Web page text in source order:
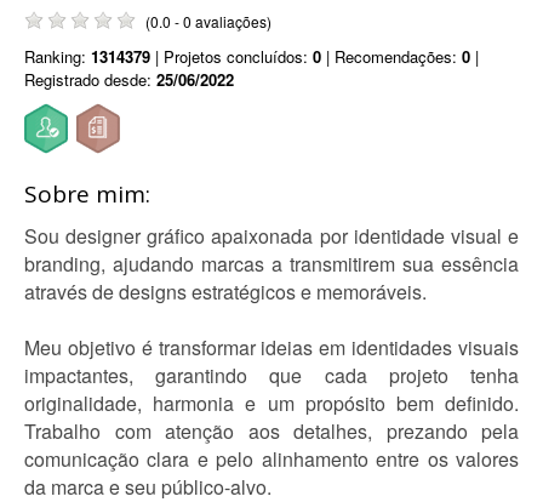
(0.0 - 0 avaliações)
Ranking: 1314379 | Projetos concluídos: 0 | Recomendações: 0 |
Registrado desde: 25/06/2022
Sobre mim:
Sou designer gráfico apaixonada por identidade visual e
branding, ajudando marcas a transmitirem sua essência
através de designs estratégicos e memoráveis.
Meu objetivo é transformar ideias em identidades visuais
impactantes, garantindo que cada projeto tenha
originalidade, harmonia e um propósito bem definido.
Trabalho com atenção aos detalhes, prezando pela
comunicação clara e pelo alinhamento entre os valores
da marca e seu público-alvo.